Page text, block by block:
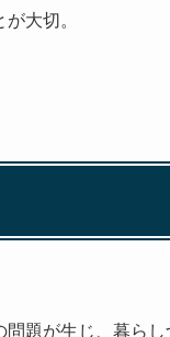
大切。
題が生じ、暮ら